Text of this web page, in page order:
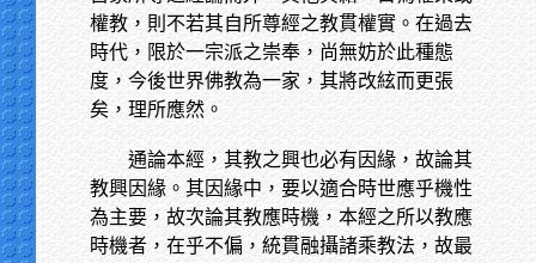
權教，則不若其自所尊經之教貫權實。在過去
時代，限於一宗派之崇奉，尚無妨於此種態
度，今後世界佛教為一家，其將改絃而更張
矣，理所應然。
通論本經，其教之興也必有因緣，故論其
教興因緣。其因緣中，要以適合時世應乎機性
為主要，故次論其教應時機，本經之所以教應
時機者，在乎不偏，統貫融攝諸乘教法，故最